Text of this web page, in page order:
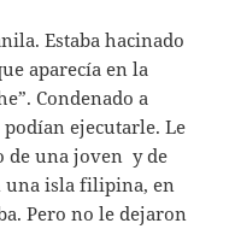
Estaba hacinado
aparecía en la
Condenado a
ejecutarle. Le
de una joven y de
una isla filipina, en
Pero no le dejaron